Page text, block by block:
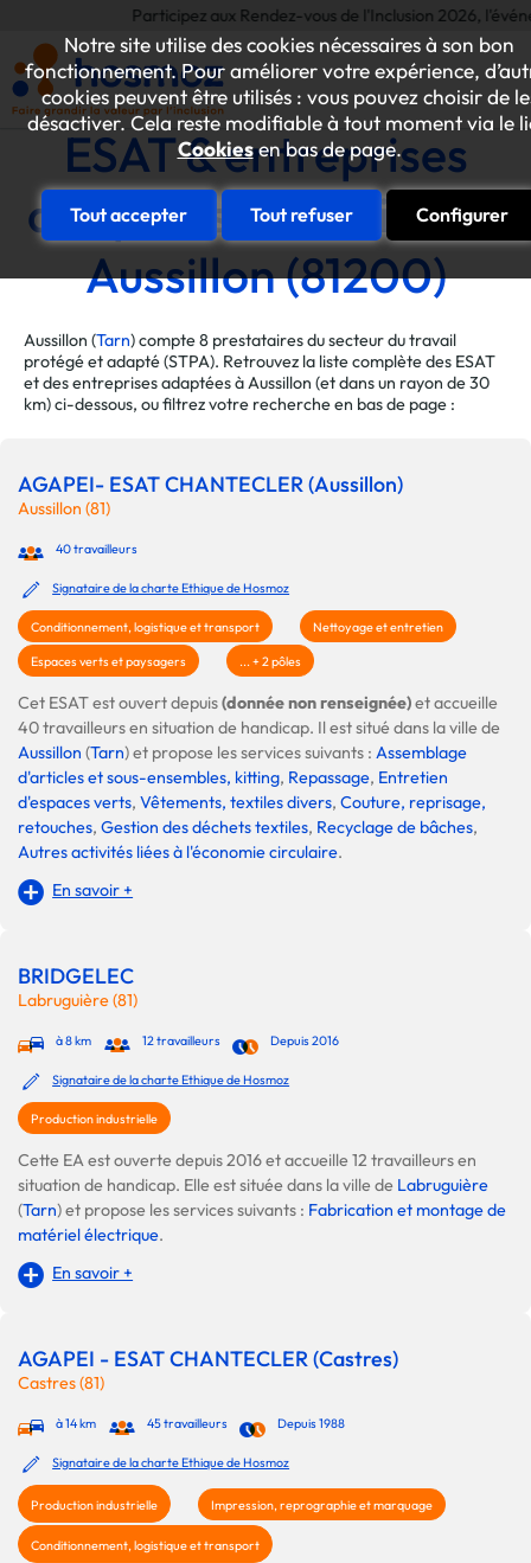
Notre site utilise des cookies nécessaires à son bon
fonctionnement. Pour améliorer votre expérience,
cookies peuvent être utilisés : vous pouvez choisir de
désactiver. Cela reste modifiable à tout moment via le
Cookiesen bas de page.
Tout accepter Tout refuser Configurer
Participez aux Rendez-vous de l'Inclusion 2026,
ESAT & entreprises
adaptées de la ville de
Aussillon (81200)
Aussillon (Tarn) compte 8 prestataires du secteur du travail
protégé et adapté (STPA). Retrouvez la liste complète des ESAT
et des entreprises adaptées à Aussillon (et dans un rayon de 30
km) ci-dessous, ou filtrez votre recherche en bas de page :
AGAPEI- ESAT CHANTECLER (Aussillon)
Aussillon (81)
40 travailleurs
Signataire de la charte Ethique de Hosmoz
Conditionnement, logistique et transport Nettoyage et entretien
Espaces verts et paysagers ... + 2 pôles
Cet ESAT est ouvert depuis(donnée non renseignée)et accueille
40 travailleurs en situation de handicap. Il est situé dans la ville de
Aussillon (Tarn) et propose les services suivants : Assemblage
d'articles et sous-ensembles, kitting, Repassage, Entretien
d'espaces verts, Vêtements, textiles divers, Couture, reprisage,
retouches, Gestion des déchets textiles, Recyclage de bâches,
Autres activités liées à l'économie circulaire.
En savoir +
BRIDGELEC
Labruguière (81)
à 8 km 12 travailleurs Depuis 2016
Signataire de la charte Ethique de Hosmoz
Production industrielle
Cette EA est ouverte depuis 2016 et accueille 12 travailleurs en
situation de handicap. Elle est située dans la ville de Labruguière
(Tarn) et propose les services suivants : Fabrication et montage de
matériel électrique.
En savoir +
AGAPEI - ESAT CHANTECLER (Castres)
Castres (81)
à 14 km 45 travailleurs Depuis 1988
Signataire de la charte Ethique de Hosmoz
Production industrielle Impression, reprographie et marquage
Conditionnement, logistique et transport